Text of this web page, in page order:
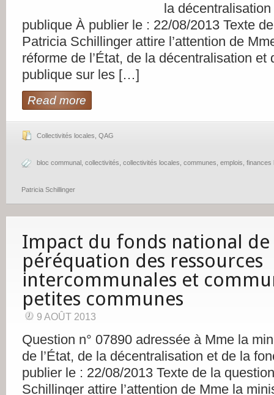
la
publique À publier le : 22/08/2013 Texte
Patricia Schillinger attire l’attention de
réforme de l’État, de la décentralisation et
publique sur les […]
Read more
Collectivités locales QAG
bloc communal collectivités collectivités locales communes emplois finances
Patricia Schillinger
Impact du fonds national de
péréquation des ressources
intercommunales et
petites communes
9 AOÛT 2013
Question n° 07890 adressée à Mme la
de l’État, de la décentralisation et de la
publier le : 22/08/2013 Texte de la
Schillinger attire l’attention de Mme la